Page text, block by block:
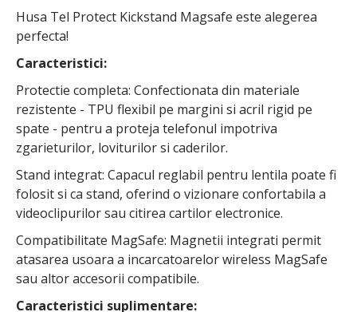
Husa Tel Protect Kickstand Magsafe este alegerea
perfecta!
Caracteristici:
Protectie completa: Confectionata din materiale
rezistente - TPU flexibil pe margini si acril rigid pe
spate - pentru a proteja telefonul impotriva
zgarieturilor, loviturilor si caderilor.
Stand integrat: Capacul reglabil pentru lentila poate fi
folosit si ca stand, oferind o vizionare confortabila a
videoclipurilor sau citirea cartilor electronice.
Compatibilitate MagSafe: Magnetii integrati permit
atasarea usoara a incarcatoarelor wireless MagSafe
sau altor accesorii compatibile.
Caracteristici suplimentare: